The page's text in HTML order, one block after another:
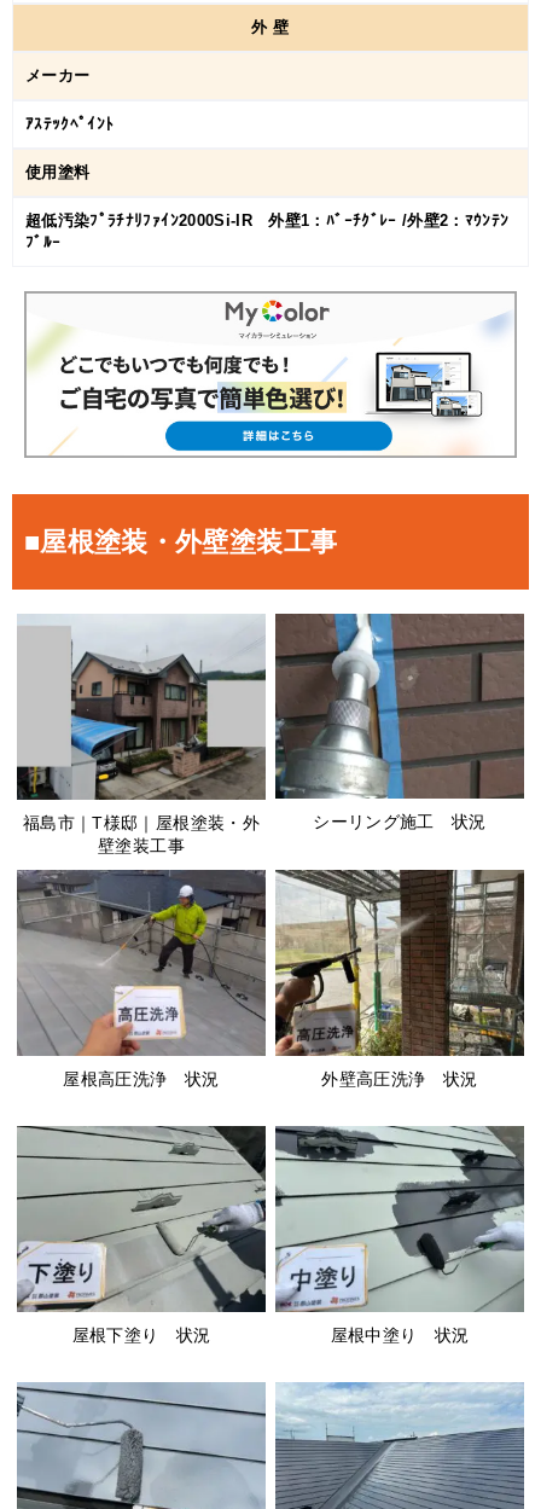
外壁
メーカー
ｱｽﾃｯｸﾍﾟｲﾝﾄ
使用塗料
超低汚染ﾌﾟﾗﾁﾅﾘﾌｧｲﾝ2000Si-IR 外壁1：ﾊﾞｰﾁｸﾞﾚｰ /外壁2：ﾏｳﾝﾃﾝ
ﾌﾞﾙｰ
■屋根塗装・外壁塗装工事
福島市｜T様邸｜屋根塗装・外
壁塗装工事
シーリング施工 状況
屋根高圧洗浄 状況 外壁高圧洗浄 状況
屋根下塗り 状況 屋根中塗り 状況